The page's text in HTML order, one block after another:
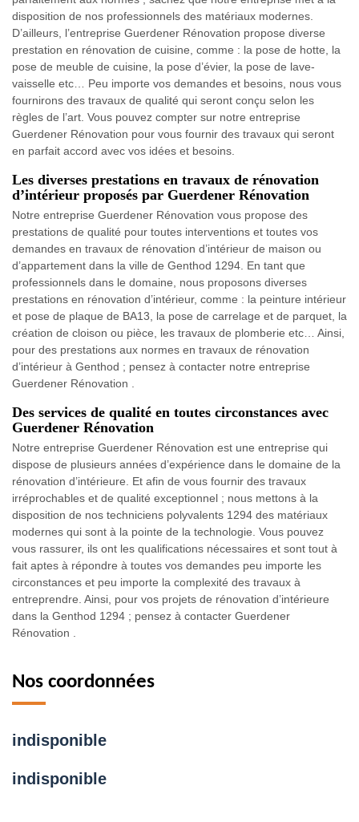
disposition de nos professionnels des matériaux modernes.
D’ailleurs, l’entreprise Guerdener Rénovation propose diverse
prestation en rénovation de cuisine, comme : la pose de hotte, la
pose de meuble de cuisine, la pose d’évier, la pose de lave-
vaisselle etc… Peu importe vos demandes et besoins, nous vous
fournirons des travaux de qualité qui seront conçu selon les
règles de l’art. Vous pouvez compter sur notre entreprise
Guerdener Rénovation pour vous fournir des travaux qui seront
en parfait accord avec vos idées et besoins.
Les diverses prestations en travaux de rénovation
d’intérieur proposés par Guerdener Rénovation
Notre entreprise Guerdener Rénovation vous propose des
prestations de qualité pour toutes interventions et toutes vos
demandes en travaux de rénovation d’intérieur de maison ou
d’appartement dans la ville de Genthod 1294. En tant que
professionnels dans le domaine, nous proposons diverses
prestations en rénovation d’intérieur, comme : la peinture intérieur
et pose de plaque de BA13, la pose de carrelage et de parquet, la
création de cloison ou pièce, les travaux de plomberie etc… Ainsi,
pour des prestations aux normes en travaux de rénovation
d’intérieur à Genthod ; pensez à contacter notre entreprise
Guerdener Rénovation .
Des services de qualité en toutes circonstances avec
Guerdener Rénovation
Notre entreprise Guerdener Rénovation est une entreprise qui
dispose de plusieurs années d’expérience dans le domaine de la
rénovation d’intérieure. Et afin de vous fournir des travaux
irréprochables et de qualité exceptionnel ; nous mettons à la
disposition de nos techniciens polyvalents 1294 des matériaux
modernes qui sont à la pointe de la technologie. Vous pouvez
vous rassurer, ils ont les qualifications nécessaires et sont tout à
fait aptes à répondre à toutes vos demandes peu importe les
circonstances et peu importe la complexité des travaux à
entreprendre. Ainsi, pour vos projets de rénovation d’intérieure
dans la Genthod 1294 ; pensez à contacter Guerdener
Rénovation .
Nos coordonnées
indisponible
indisponible